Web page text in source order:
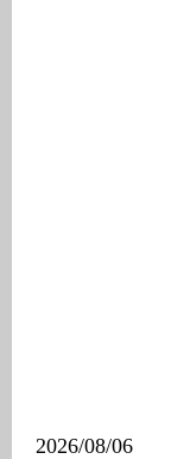
2026/08/06